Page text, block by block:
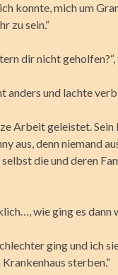
konnte, mich um
zu sein.“
dir nicht
anders und lachte
Arbeit geleistet.
aus, denn niemand
die und deren
wie ging es dann
ging und ich
sterben.“